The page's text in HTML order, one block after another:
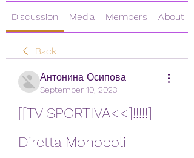
Discussion Media Members About
Back
Антонина Осипова
September 10, 2023
[[TV SPORTIVA<<]!!!!!]
Diretta Monopoli